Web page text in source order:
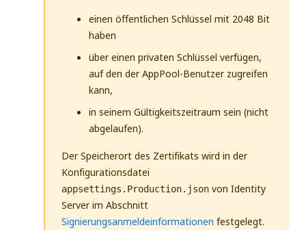
einen öffentlichen Schlüssel mit 2048 Bit
haben
über einen privaten Schlüssel verfügen,
auf den der AppPool-Benutzer zugreifen
kann,
in seinem Gültigkeitszeitraum sein (nicht
abgelaufen).
Der Speicherort des Zertifikats wird in der
Konfigurationsdatei
appsettings.Production.json von Identity
Server im Abschnitt
Signierungsanmeldeinformationen festgelegt.